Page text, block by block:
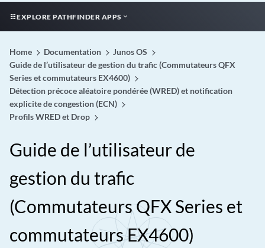
EXPLORE PATHFINDER APPS
Home Documentation
Junos OS
Guide de l’utilisateur de gestion du trafic (Commutateurs QFX
Series et commutateurs EX4600)
Détection précoce aléatoire pondérée (WRED) et notification
explicite de congestion (ECN)
Profils WRED et Drop
Guide de l’utilisateur de
gestion du trafic
(Commutateurs QFX Series et
commutateurs EX4600)